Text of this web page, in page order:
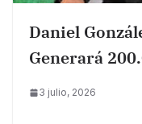
Daniel
Generará
3 julio, 2026